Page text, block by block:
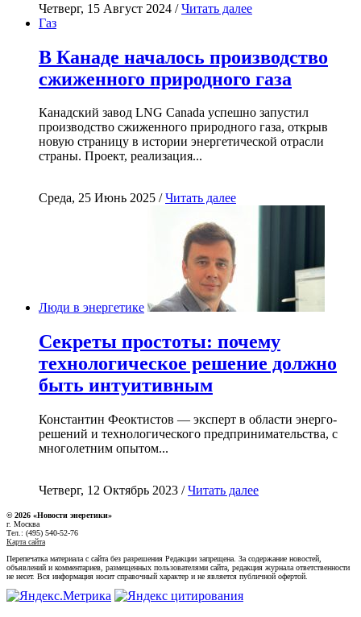
Четверг, 15 Август 2024 /Читать далее
Газ
В Канаде началось производство
сжиженного природного газа
Канадский завод LNG Canada успешно запустил
производство сжиженного природного газа, открыв
новую страницу в истории энергетической отрасли
страны. Проект, реализация...
Среда, 25 Июнь 2025 /Читать далее
Люди в энергетике
Секреты простоты: почему
технологическое решение должно
быть интуитивным
Константин Феоктистов — эксперт в области энерго-
решений и технологического предпринимательства, с
многолетним опытом...
Четверг, 12 Октябрь 2023 /Читать далее
© 2026 «Новости энеретики»
г. Москва
Тел.: (495) 540-52-76
Карта сайта
Перепечатка материала с сайта без разрешения Редакции запрещена. За содержание новостей,
объявлений и комментариев, размещенных пользователями сайта, редакция журнала ответственности
не несет. Вся информация носит справочный характер и не является публичной офертой.